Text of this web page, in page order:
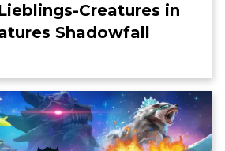
Creatures in
Shadowfall